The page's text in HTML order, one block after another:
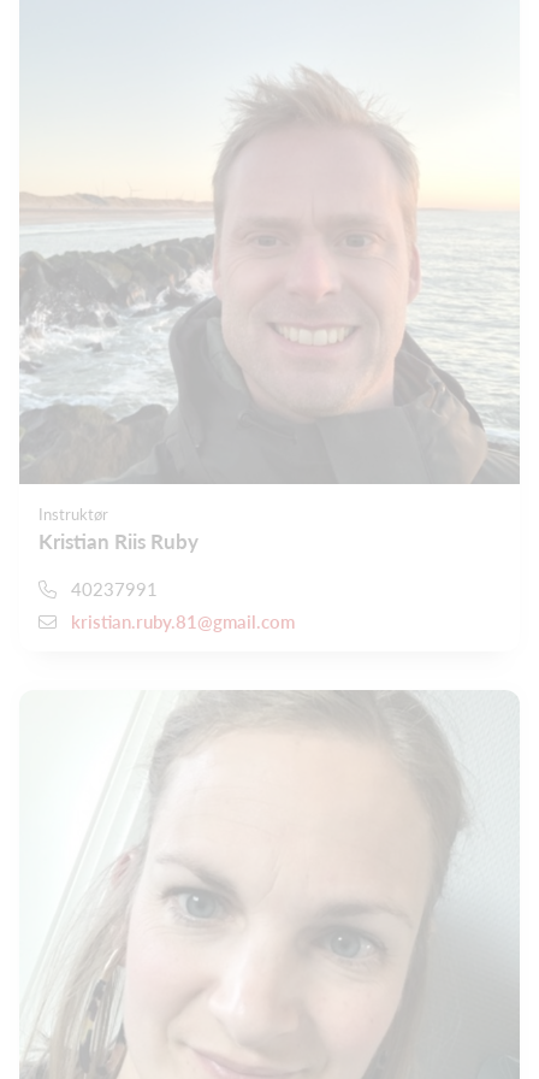
Instruktør
Kristian Riis Ruby
40237991
kristian.ruby.81@gmail.com